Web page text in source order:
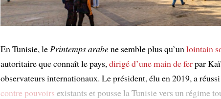
En Tunisie, le Printemps arabene semble plus qu’un lointain
autoritaire que connaît le pays, dirigéd’une main de ferpar
observateurs internationaux. Le président, élu en 2019, a
contre pouvoirs existants et pousse la Tunisie vers un régime